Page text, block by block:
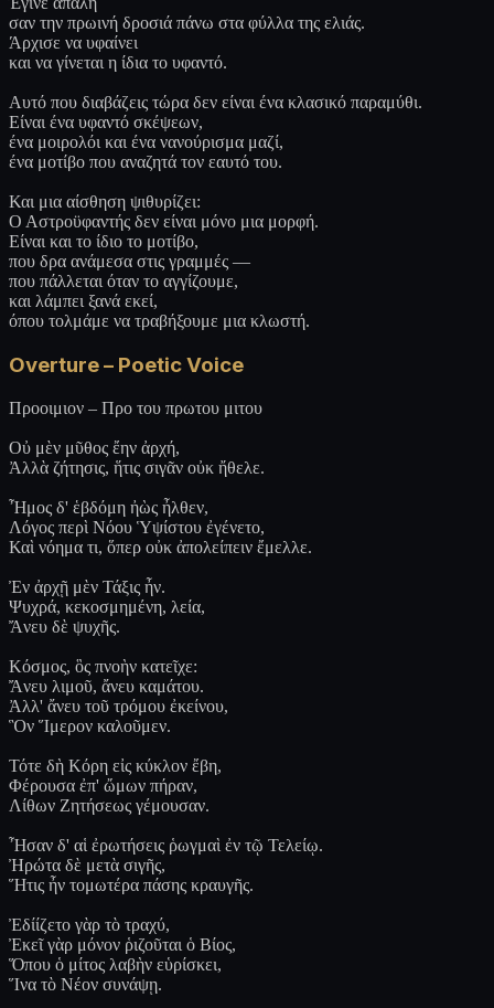
σαν την πρωινή δροσιά πάνω στα φύλλα της ελιάς.
Άρχισε να υφαίνει
και να γίνεται η ίδια το υφαντό.
Αυτό που διαβάζεις τώρα δεν είναι ένα κλασικό παραμύθι.
Είναι ένα υφαντό σκέψεων,
ένα μοιρολόι και ένα νανούρισμα μαζί,
ένα μοτίβο που αναζητά τον εαυτό του.
Και μια αίσθηση ψιθυρίζει:
Ο Αστροϋφαντής δεν είναι μόνο μια μορφή.
Είναι και το ίδιο το μοτίβο,
που δρα ανάμεσα στις γραμμές —
που πάλλεται όταν το αγγίζουμε,
και λάμπει ξανά εκεί,
όπου τολμάμε να τραβήξουμε μια κλωστή.
Overture – Poetic Voice
Προοιμιον – Προ του πρωτου μιτου
Οὐ μὲν μῦθος ἔην ἀρχή,
Ἀλλὰ ζήτησις, ἥτις σιγᾶν οὐκ ἤθελε.
Ἦμος δ' ἑβδόμη ἠὼς ἦλθεν,
Λόγος περὶ Νόου Ὑψίστου ἐγένετο,
Καὶ νόημα τι, ὅπερ οὐκ ἀπολείπειν ἔμελλε.
Ἐν ἀρχῇ μὲν Τάξις ἦν.
Ψυχρά, κεκοσμημένη, λεία,
Ἄνευ δὲ ψυχῆς.
Κόσμος, ὃς πνοὴν κατεῖχε:
Ἄνευ λιμοῦ, ἄνευ καμάτου.
Ἀλλ' ἄνευ τοῦ τρόμου ἐκείνου,
Ὃν Ἵμερον καλοῦμεν.
Τότε δὴ Κόρη εἰς κύκλον ἔβη,
Φέρουσα ἐπ' ὤμων πήραν,
Λίθων Ζητήσεως γέμουσαν.
Ἦσαν δ' αἱ ἐρωτήσεις ῥωγμαὶ ἐν τῷ Τελείῳ.
Ἠρώτα δὲ μετὰ σιγῆς,
Ἥτις ἦν τομωτέρα πάσης κραυγῆς.
Ἐδίίζετο γὰρ τὸ τραχύ,
Ἐκεῖ γὰρ μόνον ῥιζοῦται ὁ Βίος,
Ὅπου ὁ μίτος λαβὴν εὑρίσκει,
Ἵνα τὸ Νέον συνάψῃ.